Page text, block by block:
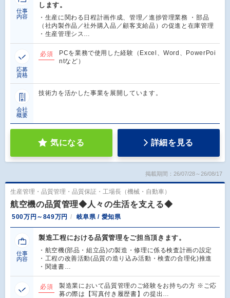
仕事
内容
します。
・生産に関わる日程計画作成、管理／進捗管理業務 ・部品
（社内製作品／社外購入品／顧客支給品）の促進と在庫管理
・生産管理シス…
応募
資格
必須
PCを業務で使用した経験（Excel、Word、PowerPoi
ntなど）
会社
概要
技術力を活かした事業を展開しています。
気になる 詳細を見る
掲載期間：26/07/28～26/08/17
生産管理・品質管理・品質保証・工場長（機械・自動車）
航空機の品質管理◆人々の生活を支える◆
500万円～849万円 岐阜県 / 愛知県
仕事
内容
製造工程における品質管理をご担当頂きます。
・航空機(部品・組立品)の製造・修理に係る検査計画の設定
・工程の改善活動(品質の造り込み活動・検査の合理化)推進
・関連書…
必須
製造業において品質管理のご経験をお持ちの方 ※ご応
募の際は【写真付き履歴書】の提出…